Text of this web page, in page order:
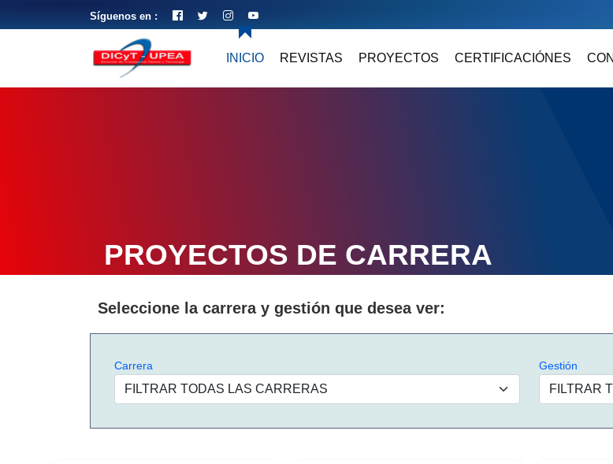
Síguenos en :
INICIO REVISTAS PROYECTOS CERTIFICACIÓNES
PROYECTOS DE CARRERA
Seleccione la carrera y gestión que desea ver:
Carrera Gestión